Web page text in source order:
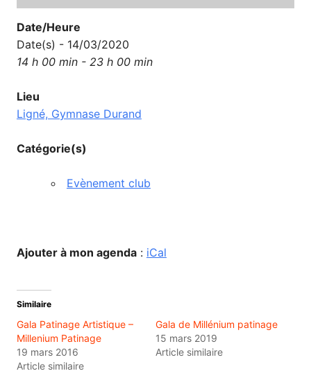
Date/Heure
Date(s) - 14/03/2020
14 h 00 min - 23 h 00 min
Lieu
Ligné, Gymnase Durand
Catégorie(s)
Evènement club
Ajouter à mon agenda: iCal
Similaire
Gala Patinage Artistique –
Millenium Patinage
19 mars 2016
Article similaire
Gala de Millénium patinage
15 mars 2019
Article similaire